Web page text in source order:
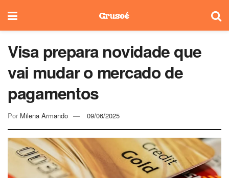
Visa prepara novidade que
vai mudar o mercado de
pagamentos
Por Milena Armando 09/06/2025